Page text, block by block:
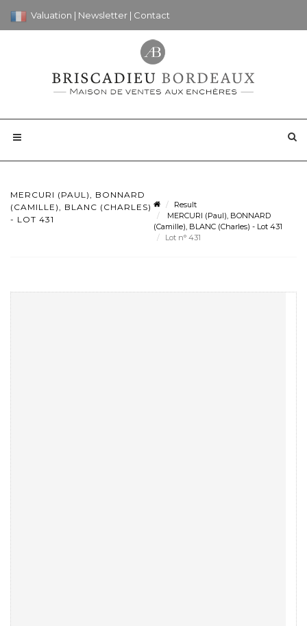
Valuation | Newsletter | Contact
MERCURI (PAUL), BONNARD
(CAMILLE), BLANC (CHARLES)
- LOT 431
Result
MERCURI (Paul), BONNARD
(Camille), BLANC (Charles) - Lot 431
Lot n° 431